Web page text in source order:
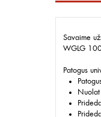
Savaime
WGLG
Patogus